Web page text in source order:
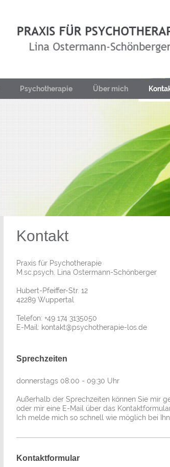
Psychotherapie Über mich
Kontakt
Praxis für Psychotherapie
M.sc.psych. Lina Ostermann-Schönberger
Hubert-Pfeiffer-Str. 12
42289 Wuppertal
Telefon: +49 174 3135050
E-Mail: kontakt@psychotherapie-los.de
Sprechzeiten
donnerstags 08:00 - 09:30 Uhr
Außerhalb der Sprechzeiten können Sie mir
oder mir eine E-Mail über das
Ich melde mich so schnell wie möglich bei
Kontaktformular